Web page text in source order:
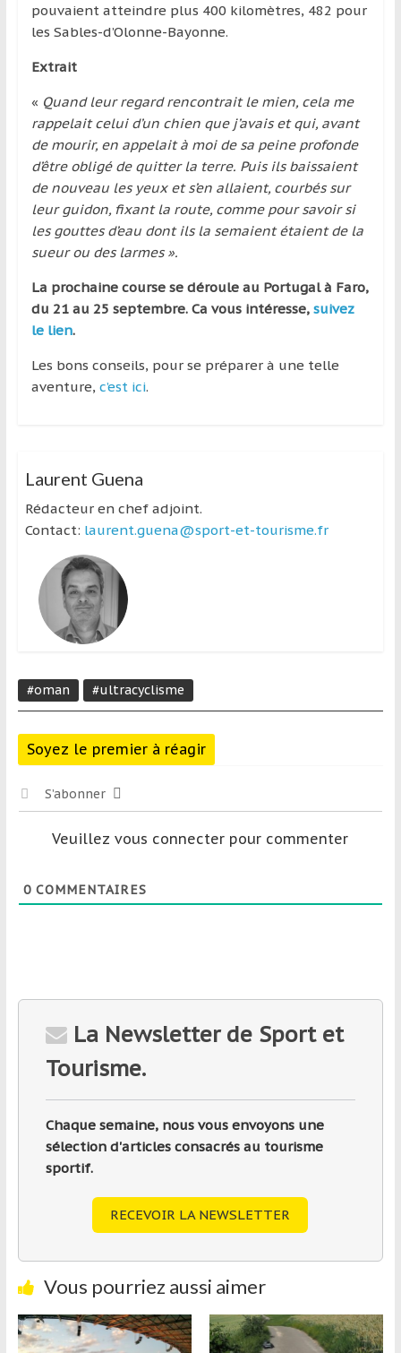
pouvaient atteindre plus 400 kilomètres, 482 pour
les Sables-d’Olonne-Bayonne.
Extrait
« Quand leur regard rencontrait le mien, cela me
rappelait celui d’un chien que j’avais et qui, avant
de mourir, en appelait à moi de sa peine profonde
d’être obligé de quitter la terre. Puis ils baissaient
de nouveau les yeux et s’en allaient, courbés sur
leur guidon, fixant la route, comme pour savoir si
les gouttes d’eau dont ils la semaient étaient de la
sueur ou des larmes ».
La prochaine course se déroule au Portugal à Faro,
du 21 au 25 septembre. Ca vous intéresse, suivez
le lien.
Les bons conseils, pour se préparer à une telle
aventure, c’est ici.
Laurent Guena
Rédacteur en chef adjoint.
Contact: laurent.guena@sport-et-tourisme.fr
#oman #ultracyclisme
Soyez le premier à réagir
S’abonner
Veuillez vous connecter pour commenter
0COMMENTAIRES
La Newsletter de Sport et
Tourisme.
Chaque semaine, nous vous envoyons une
sélection d'articles consacrés au tourisme
sportif.
RECEVOIR LA NEWSLETTER
Vous pourriez aussi aimer